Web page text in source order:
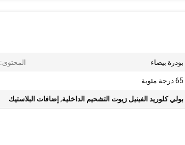
بودرة بيضاء المحتوى:
65 درجة مئوية
بولي كلوريد الفينيل زيوت التشحيم الداخلية, إضافات البلاستيك